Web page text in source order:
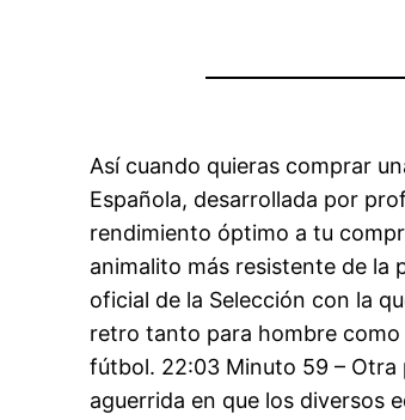
Así cuando quieras comprar
Española, desarrollada por
rendimiento óptimo a tu
animalito más resistente de la
oficial de la Selección con la
retro tanto para hombre como
fútbol. 22:03 Minuto 59 – Otra
aguerrida en que los diversos